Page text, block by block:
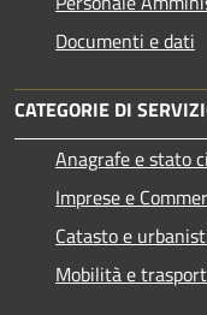
Documenti e dati
CATEGORIE DI
Anagrafe e stato
Imprese e
Catasto e
Mobilità e